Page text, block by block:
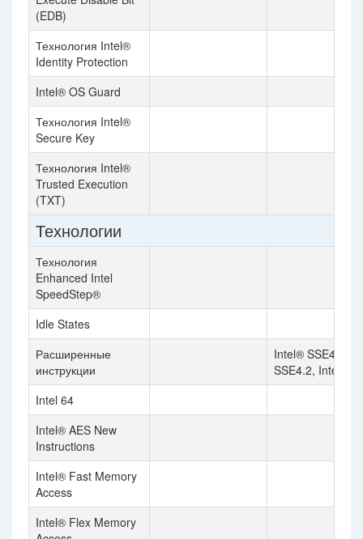
(EDB)
Технология Intel®
Identity Protection
Intel® OS Guard
Технология Intel®
Secure Key
Технология Intel®
Trusted Execution
(TXT)
Технологии
Технология
Enhanced Intel
SpeedStep®
Idle States
Расширенные
инструкции
Intel® SSE4.1,
SSE4.2, Intel®
Intel 64
Intel® AES New
Instructions
Intel® Fast Memory
Access
Intel® Flex Memory